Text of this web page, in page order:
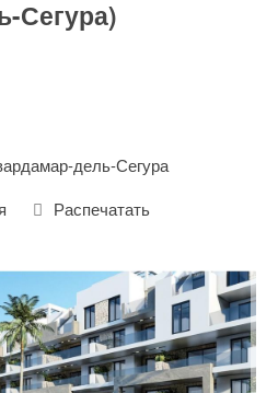
Сегура)
дель-Сегура
Распечатать